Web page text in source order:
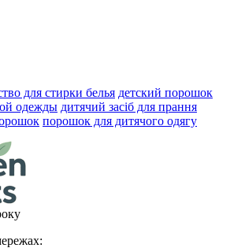
для стирки белья детский порошок
одежды дитячий засіб для прання
порошок для дитячого одягу